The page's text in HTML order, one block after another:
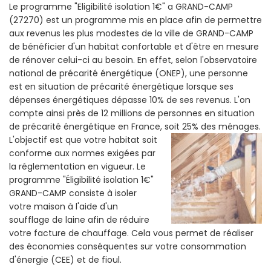
Le programme "Eligibilité isolation 1€" a GRAND-CAMP
(27270) est un programme mis en place afin de permettre
aux revenus les plus modestes de la ville de GRAND-CAMP
de bénéficier d'un habitat confortable et d'être en mesure
de rénover celui-ci au besoin. En effet, selon l'observatoire
national de précarité énergétique (ONEP), une personne
est en situation de précarité énergétique lorsque ses
dépenses énergétiques dépasse 10% de ses revenus. L'on
compte ainsi près de 12 millions de personnes en situation
de précarité énergétique en France, soit 25% des ménages.
L'objectif est que votre habitat soit
conforme aux normes exigées par
la réglementation en vigueur. Le
programme "Éligibilité isolation 1€"
GRAND-CAMP consiste à isoler
votre maison à l'aide d'un
soufflage de laine afin de réduire
votre facture de chauffage. Cela vous permet de réaliser
des économies conséquentes sur votre consommation
d'énergie (CEE) et de fioul.